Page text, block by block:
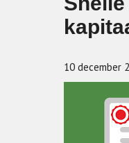
10 december